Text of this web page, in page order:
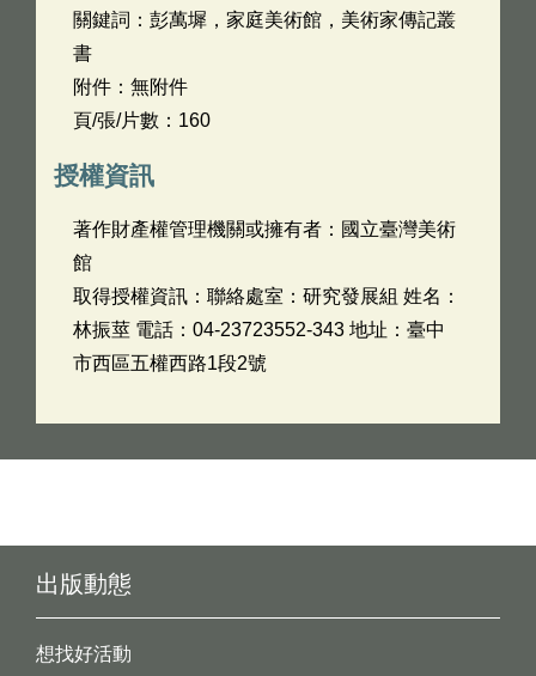
關鍵詞：彭萬墀，家庭美術館，美術家傳記叢
書
附件：無附件
頁/張/片數：160
授權資訊
著作財產權管理機關或擁有者：國立臺灣美術
館
取得授權資訊：聯絡處室：研究發展組 姓名：
林振莖 電話：04-23723552-343 地址：臺中
市西區五權西路1段2號
出版動態
想找好活動